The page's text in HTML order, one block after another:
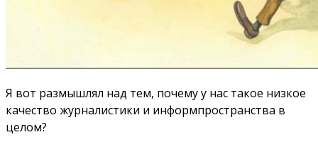
Я вот размышлял над тем, почему у нас такое низкое
качество журналистики и информпространства в
целом?